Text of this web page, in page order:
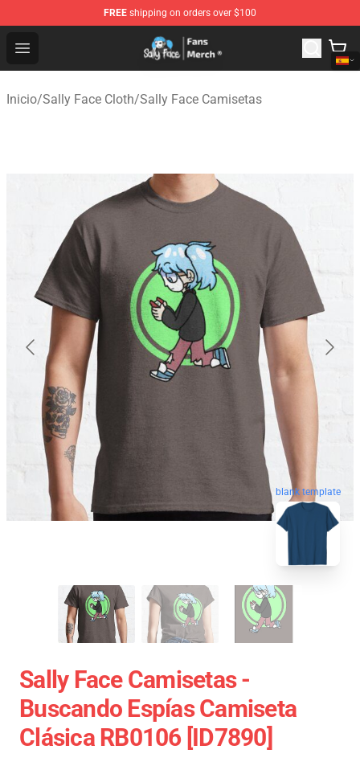
FREE shipping on orders over $100
Open menu
Sally Face Store - Official Sally Face Merchandise Shop
Inicio/Sally Face Cloth/Sally Face Camisetas
blank template
Sally Face Camisetas -
Buscando Espías Camiseta
Clásica RB0106 [ID7890]